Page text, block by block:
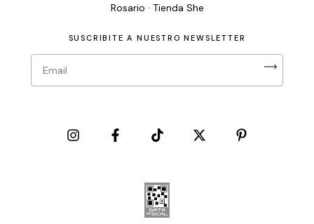
Rosario · Tienda She
SUSCRIBITE A NUESTRO NEWSLETTER